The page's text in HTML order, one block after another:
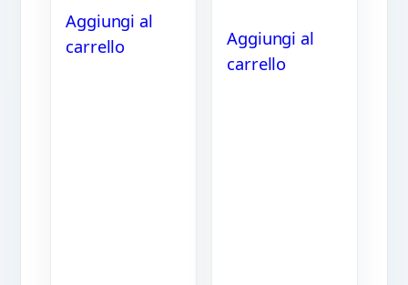
Aggiungi al
carrello
Aggiungi al
carrello